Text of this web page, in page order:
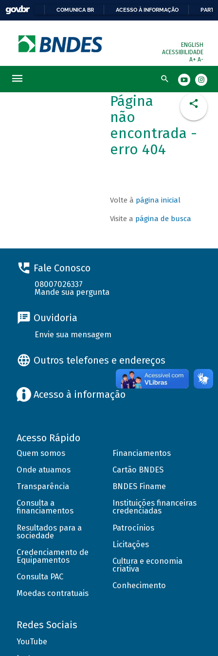
COMUNICA BR ACESSO À INFORMAÇÃO
ENGLISH
ACESSIBILIDADE
A+ A-
Busca
Página
não
encontrada -
erro 404
Volte à página inicial
Visite a página de busca
Fale Conosco
08007026337
Mande sua pergunta
Ouvidoria
Envie sua mensagem
Outros telefones e endereços
Acesso à informação
Acesso Rápido
Quem somos
Onde atuamos
Transparência
Consulta a
financiamentos
Resultados para a
sociedade
Credenciamento de
Equipamentos
Consulta PAC
Moedas contratuais
Financiamentos
Cartão BNDES
BNDES Finame
Instituições financeiras
credenciadas
Patrocínios
Licitações
Cultura e economia
criativa
Conhecimento
Redes Sociais
YouTube